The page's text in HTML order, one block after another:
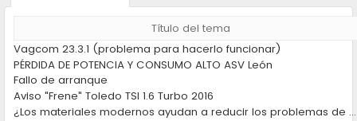
Título del tema
Vagcom 23.3.1 (problema para hacerlo funcionar)
PÉRDIDA DE POTENCIA Y CONSUMO ALTO ASV León
Fallo de arranque
Aviso "Frene" Toledo TSI 1.6 Turbo 2016
¿Los materiales modernos ayudan a reducir los problemas de desgaste en los coches?